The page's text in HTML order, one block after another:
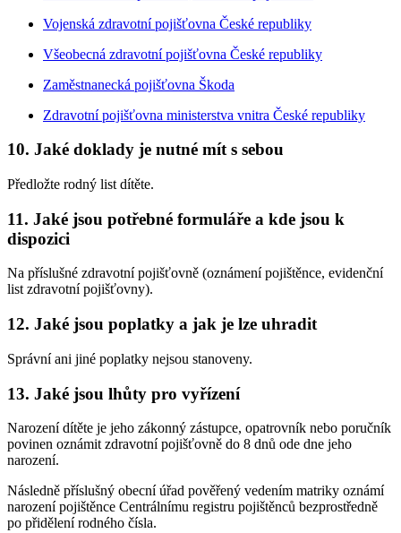
Vojenská zdravotní pojišťovna České republiky
Všeobecná zdravotní pojišťovna České republiky
Zaměstnanecká pojišťovna Škoda
Zdravotní pojišťovna ministerstva vnitra České republiky
10. Jaké doklady je nutné mít s sebou
Předložte rodný list dítěte.
11. Jaké jsou potřebné formuláře a kde jsou k
dispozici
Na příslušné zdravotní pojišťovně (oznámení pojištěnce, evidenční
list zdravotní pojišťovny).
12. Jaké jsou poplatky a jak je lze uhradit
Správní ani jiné poplatky nejsou stanoveny.
13. Jaké jsou lhůty pro vyřízení
Narození dítěte je jeho zákonný zástupce, opatrovník nebo poručník
povinen oznámit zdravotní pojišťovně do 8 dnů ode dne jeho
narození.
Následně příslušný obecní úřad pověřený vedením matriky oznámí
narození pojištěnce Centrálnímu registru pojištěnců bezprostředně
po přidělení rodného čísla.